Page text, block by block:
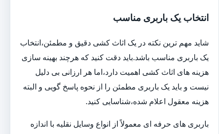
انتخاب یک باربری مناسب
شاید مهم ترین نکته در یک اثاث کشی دقیق و مطمئن،انتخاب
یک باربری مناسب باشد.باید دقت کنید که هرچند بهینه سازی
هزینه های اثاث کشی اهمیت دارد،اما هر ارزانی بی دلیل
نیست و باید یک باربری مطمئن را از نحوه پاسخ گویی و البته
هزینه معقول اعلام شده،شناسایی کنید.
باربری های حرفه ای معمولاً از انواع وسایل نقلیه با اندازه